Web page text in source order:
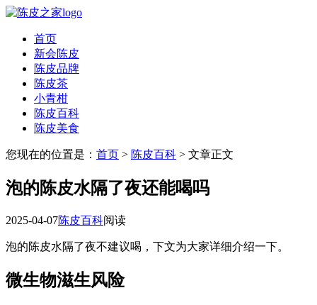
首页
新会陈皮
陈皮品牌
陈皮茶
小青柑
陈皮百科
陈皮美食
您现在的位置是： 首页 > 陈皮百科 > 文章正文
泡的陈皮水隔了夜还能喝吗
2025-04-07陈皮百科阅读
泡的陈皮水隔了夜不建议喝，下文为大家详细介绍一下。
微生物滋生风险